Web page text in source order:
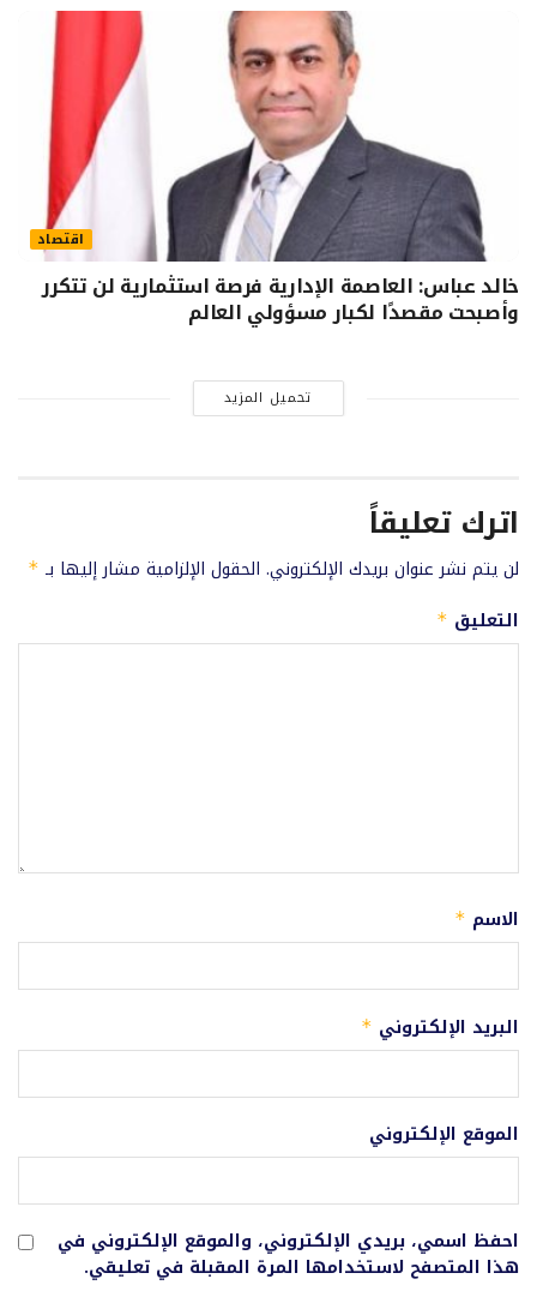
اقتصاد
خالد عباس: العاصمة الإدارية فرصة استثمارية لن تتكرر
وأصبحت مقصدًا لكبار مسؤولي العالم
تحميل المزيد
اترك تعليقاً
لن يتم نشر عنوان بريدك الإلكتروني. الحقول الإلزامية مشار إليها بـ *
التعليق *
الاسم *
البريد الإلكتروني *
الموقع الإلكتروني
احفظ اسمي، بريدي الإلكتروني، والموقع الإلكتروني في
هذا المتصفح لاستخدامها المرة المقبلة في تعليقي.